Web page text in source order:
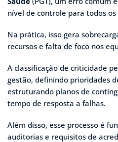
nível de controle para todos
Na prática, isso gera
recursos e falta de foco nos
A classificação de criticidade
gestão, definindo prioridades
estruturando planos de
tempo de resposta a falhas.
Além disso, esse processo é
auditorias e requisitos de